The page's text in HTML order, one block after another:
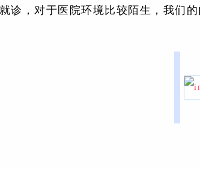
诊，对于医院环境比较陌生，我们